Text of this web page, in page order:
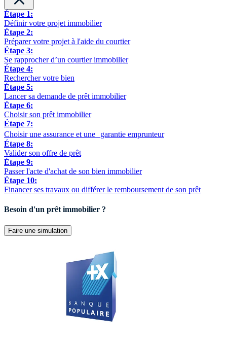
Étape 1:
Définir votre projet immobilier
Étape 2:
Préparer votre projet à l'aide du courtier
Étape 3:
Se rapprocher d’un courtier immobilier
Étape 4:
Rechercher votre bien
Étape 5:
Lancer sa demande de prêt immobilier
Étape 6:
Choisir son prêt immobilier
Étape 7:
Choisir une assurance et une garantie emprunteur
Étape 8:
Valider son offre de prêt
Étape 9:
Passer l'acte d'achat de son bien immobilier
Étape 10:
Financer ses travaux ou différer le remboursement de son prêt
Besoin d'un prêt immobilier ?
Faire une simulation